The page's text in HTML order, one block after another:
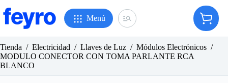
al
contenido
Menú
Carro
de
Tienda / Electricidad / Llaves de Luz / Módulos Electrónicos /
MODULO CONECTOR CON TOMA PARLANTE RCA
BLANCO